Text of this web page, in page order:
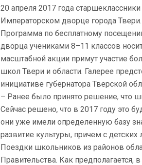
20 апреля 2017 года
Императорском дворце города Твери.
Программа по бесплатному
дворца учениками 8–11 классов
масштабной акции примут участие
школ Твери и области. Галерее
инициативе губернатора Тверской
– Ранее было принято решение, что
Сейчас решено, что в 2017 году это
они уже имели определенную базу
развитие культуры, причем с детских
Поездки школьников из районов
Правительства. Как